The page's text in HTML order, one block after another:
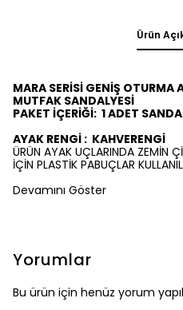
Ürün
MARA SERİSİ GENİŞ OTURMA
MUTFAK SANDALYESİ
PAKET İÇERİĞİ: 1ADET
AYAK RENGİ : KAHVERENGİ
ÜRÜN AYAK UÇLARINDA ZEMİN
İÇİN PLASTİK PABUÇLAR
Devamını Göster
Yorumlar
Bu ürün için henüz yorum